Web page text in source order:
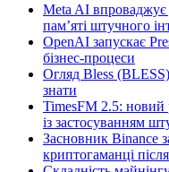
Meta AI
пам’яті штучного
OpenAI запускає
бізнес-процеси
Огляд Bless
знати
TimesFM 2.5: новий
із застосуванням
Засновник Binance
криптогаманці